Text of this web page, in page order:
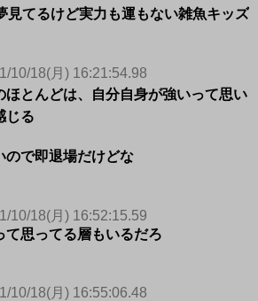
見てるけど実力も運もない雑魚キッズ
10/18(月) 16:21:54.98
ほとんどは、自分自身が強いって思い
じる
ので即退場だけどな
10/18(月) 16:52:15.59
て思ってる層もいるだろ
10/18(月) 16:55:06.48